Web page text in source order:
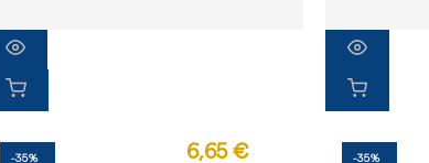
-35% 6,65 € -35%